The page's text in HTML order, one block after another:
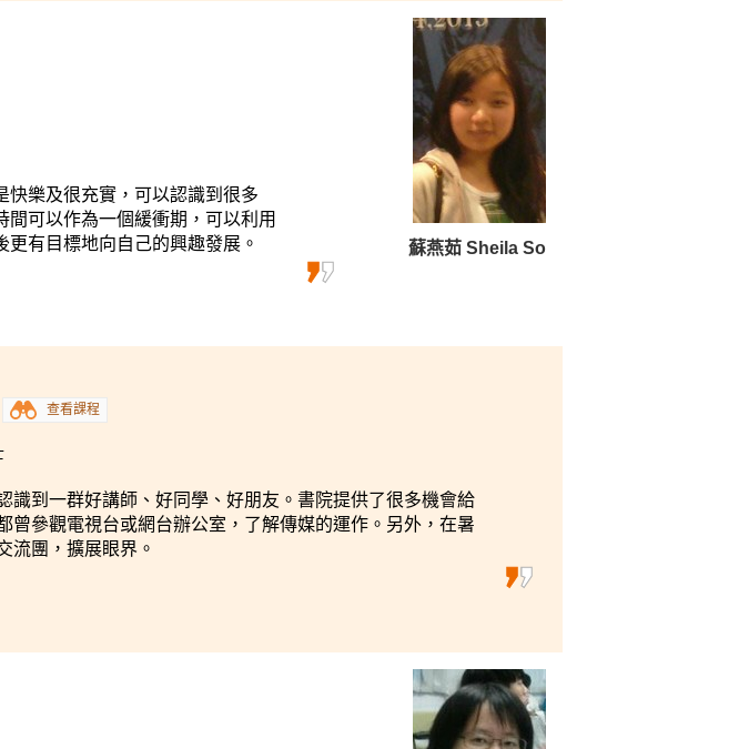
想講師、家人和同學的支持，總是令人回味和快樂。書院的
學習，同學有不明白的內容，應嘗試不同的解决方法，如於
或自行找尋參考書等，主動找尋答案。講師們亦很樂意解答
享以往的工作經驗，令我們更了解現實商業社會的實際情
蘇燕茹 Sheila So
樂及很充實，可以認識到很多
可以作為一個緩衝期，可以利用
有目標地向自己的興趣發展。
查看課程
識到一群好講師、好同學、好朋友。書院提供了很多機會給
曾參觀電視台或網台辦公室，了解傳媒的運作。另外，在暑
流團，擴展眼界。